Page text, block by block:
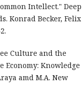
Intellect." Deep
Konrad Becker, Felix
Culture and the
Economy: Knowledge
amd M.A. New